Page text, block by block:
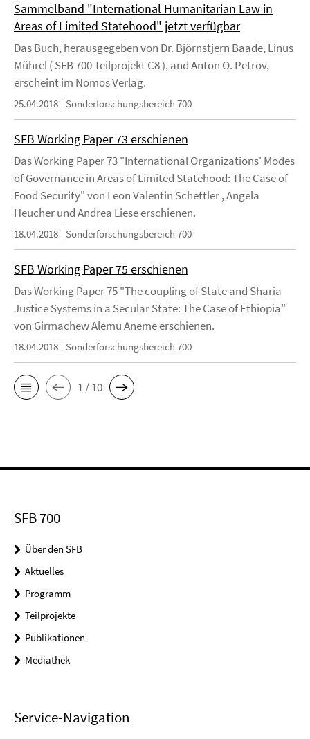
Sammelband "International Humanitarian Law in
Areas of Limited Statehood" jetzt verfügbar
Das Buch, herausgegeben von Dr. Björnstjern Baade, Linus
Mührel ( SFB 700 Teilprojekt C8 ), and Anton O. Petrov,
erscheint im Nomos Verlag.
25.04.2018 Sonderforschungsbereich 700
SFB Working Paper 73 erschienen
Das Working Paper 73 "International Organizations' Modes
of Governance in Areas of Limited Statehood: The Case of
Food Security" von Leon Valentin Schettler , Angela
Heucher und Andrea Liese erschienen.
18.04.2018 Sonderforschungsbereich 700
SFB Working Paper 75 erschienen
Das Working Paper 75 "The coupling of State and Sharia
Justice Systems in a Secular State: The Case of Ethiopia"
von Girmachew Alemu Aneme erschienen.
18.04.2018 Sonderforschungsbereich 700
1 / 10
SFB 700
Über den SFB
Aktuelles
Programm
Teilprojekte
Publikationen
Mediathek
Service-Navigation